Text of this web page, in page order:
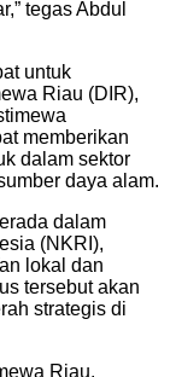
tegas Abdul
untuk
Riau (DIR),
memberikan
dalam sektor
daya alam.
dalam
(NKRI),
lokal dan
tersebut akan
strategis di
Riau.